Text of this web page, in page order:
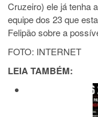
Cruzeiro) ele já tenha
equipe dos 23 que
Felipão sobre a
FOTO: INTERNET
LEIA TAMBÉM: